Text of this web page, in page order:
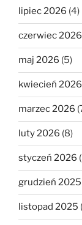
lipiec 2026 (4)
czerwiec 2026
maj 2026 (5)
kwiecień 2026
marzec 2026
luty 2026 (8)
styczeń 2026
grudzień 2025
listopad 2025